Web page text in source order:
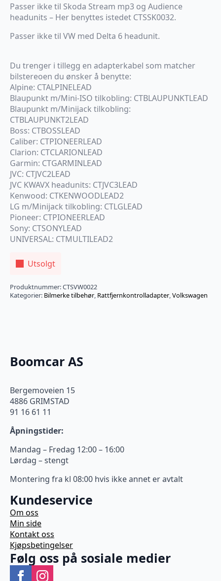
Passer ikke til Skoda Stream mp3 og Audience
headunits – Her benyttes istedet CTSSK0032.
Passer ikke til VW med Delta 6 headunit.
Du trenger i tillegg en adapterkabel som matcher
bilstereoen du ønsker å benytte:
Alpine: CTALPINELEAD
Blaupunkt m/Mini-ISO tilkobling: CTBLAUPUNKTLEAD
Blaupunkt m/Minijack tilkobling:
CTBLAUPUNKT2LEAD
Boss: CTBOSSLEAD
Caliber: CTPIONEERLEAD
Clarion: CTCLARIONLEAD
Garmin: CTGARMINLEAD
JVC: CTJVC2LEAD
JVC KWAVX headunits: CTJVC3LEAD
Kenwood: CTKENWOODLEAD2
LG m/Minijack tilkobling: CTLGLEAD
Pioneer: CTPIONEERLEAD
Sony: CTSONYLEAD
UNIVERSAL: CTMULTILEAD2
Utsolgt
Produktnummer:CTSVW0022
Kategorier: Bilmerke tilbehør, Rattfjernkontrolladapter,Volkswagen
Boomcar AS
Bergemoveien 15
4886 GRIMSTAD
91 16 61 11
Åpningstider:
Mandag – Fredag 12:00 – 16:00
Lørdag – stengt
Montering fra kl 08:00 hvis ikke annet er avtalt
Kundeservice
Om oss
Min side
Kontakt oss
Kjøpsbetingelser
Følg oss på sosiale medier